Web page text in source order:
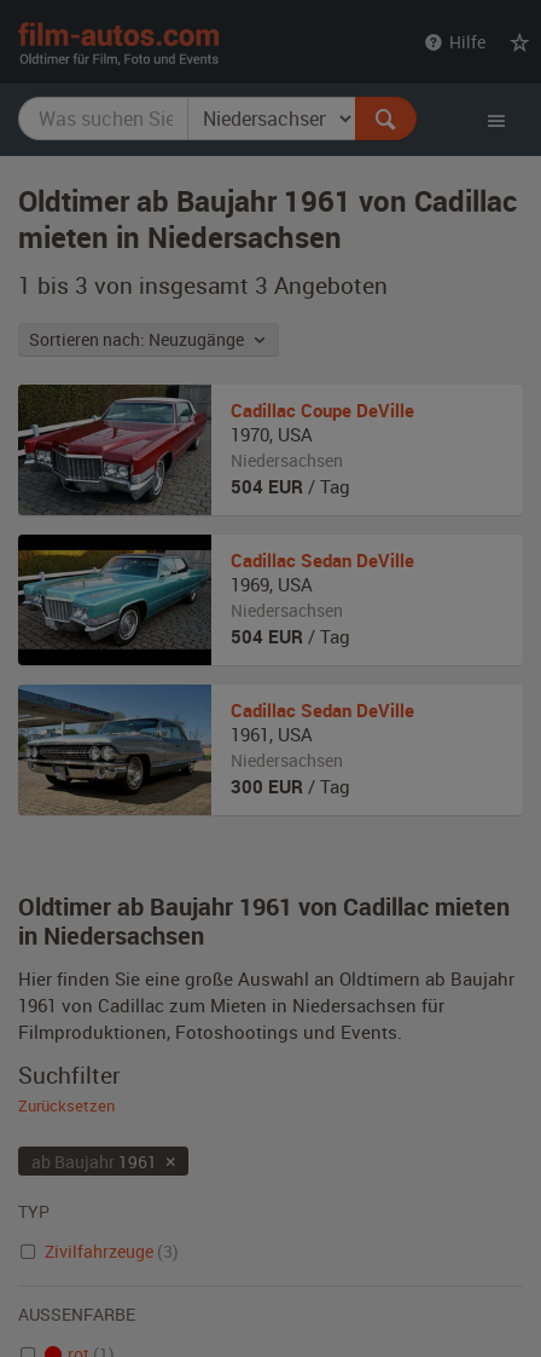
Hilfe
Oldtimer ab Baujahr 1961 von Cadillac
mieten in Niedersachsen
1 bis 3 von insgesamt 3 Angeboten
Sortieren nach: Neuzugänge
Oldtimer ab Baujahr 1961 von Cadillac mieten
in Niedersachsen
Hier finden Sie eine große Auswahl an Oldtimern ab Baujahr
1961 von Cadillac zum Mieten in Niedersachsen für
Filmproduktionen, Fotoshootings und Events.
Cadillac Coupe DeVille
1970, USA
Niedersachsen
504 EUR / Tag
Cadillac Sedan DeVille
1969, USA
Niedersachsen
504 EUR / Tag
Cadillac Sedan DeVille
1961 , USA
Niedersachsen
300 EUR / Tag
Suchfilter
Zurücksetzen
ab Baujahr1961 ×
TYP
Zivilfahrzeuge (3)
AUSSENFARBE